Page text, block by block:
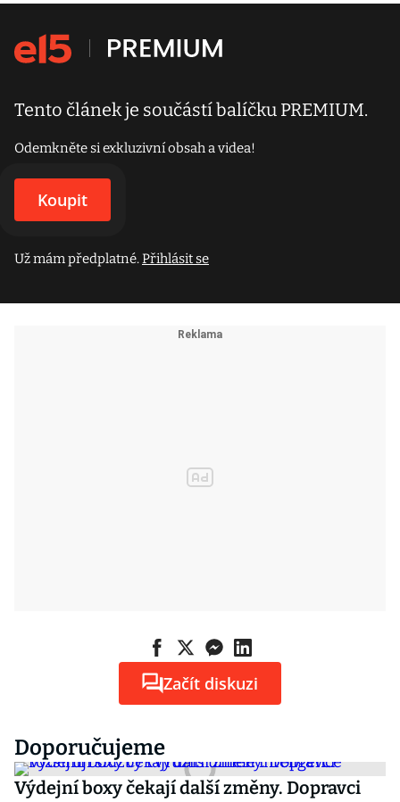
Tento článek je součástí balíčku PREMIUM.
Odemkněte si exkluzivní obsah a videa!
Koupit
Už mám předplatné.Přihlásit se
Začít diskuzi
Doporučujeme
Výdejní boxy čekají další změny. Dopravci